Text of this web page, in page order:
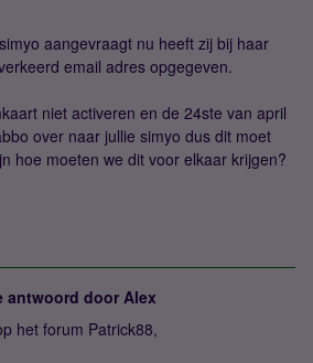
aangevraagt nu heeft zij bij haar
email adres opgegeven.
niet activeren en de 24ste van april
over naar jullie simyo dus dit moet
hoe moeten we dit voor elkaar krijgen?
antwoord door Alex
het forum Patrick88,